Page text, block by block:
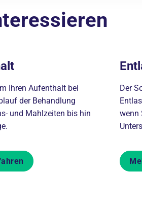
Ihren Aufenthalt bei
der Behandlung
und Mahlzeiten bis hin
Der
wenn